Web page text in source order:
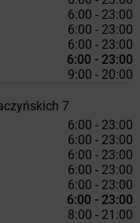
6:00 - 23:00
6:00 - 23:00
6:00 - 23:00
6:00 - 23:00
9:00 - 20:00
7
6:00 - 23:00
6:00 - 23:00
6:00 - 23:00
6:00 - 23:00
6:00 - 23:00
6:00 - 23:00
8:00 - 21:00